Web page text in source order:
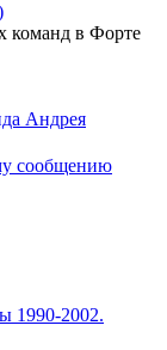
команд в Форте
Андрея
сообщению
1990-2002.